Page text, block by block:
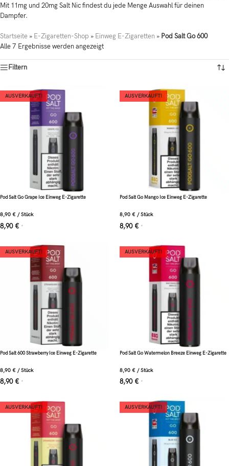
Mit 11mg und 20mg Salt Nic findest du jede Menge Auswahl für deinen
Dampfer.
Startseite » E-Zigaretten-Shop » Einweg E-Zigaretten » Pod Salt Go 600
Alle 7 Ergebnisse werden angezeigt
Filtern
AUSVERKAUFT!
Pod Salt Go Grape Ice Einweg E-Zigarette
8,90 € /Stück
8,90 € *
AUSVERKAUFT!
Pod Salt Go Mango Ice Einweg E-Zigarette
8,90 € /Stück
8,90 € *
AUSVERKAUFT!
Pod Salt 600 Strawberry Ice Einweg E-Zigarette
8,90 € /Stück
8,90 € *
AUSVERKAUFT!
Pod Salt Go Watermelon Breeze Einweg E-Zigarette
8,90 € /Stück
8,90 € *
AUSVERKAUFT! AUSVERKAUFT!